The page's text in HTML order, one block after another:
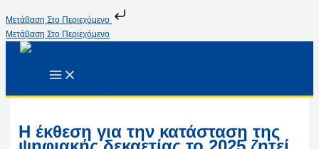
Μετάβαση Στο Περιεχόμενο
Μετάβαση Στο Περιεχόμενο
Η έκθεση για την κατάσταση της